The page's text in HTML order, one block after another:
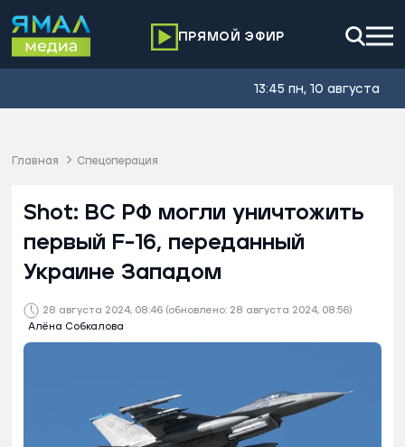
ПРЯМОЙ ЭФИР
13:45 пн, 10 августа
Главная Спецоперация
28 августа 2024, 08:46 (обновлено: 28 августа 2024, 08:56)
Алёна Собкалова
Shot: ВС РФ могли уничтожить
первый F-16, переданный
Украине Западом